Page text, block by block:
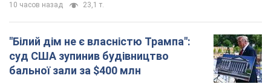
10 часов назад 23,1 т.
"Білий дім не є власністю Трампа":
суд США зупинив будівництво
бальної зали за $400 млн